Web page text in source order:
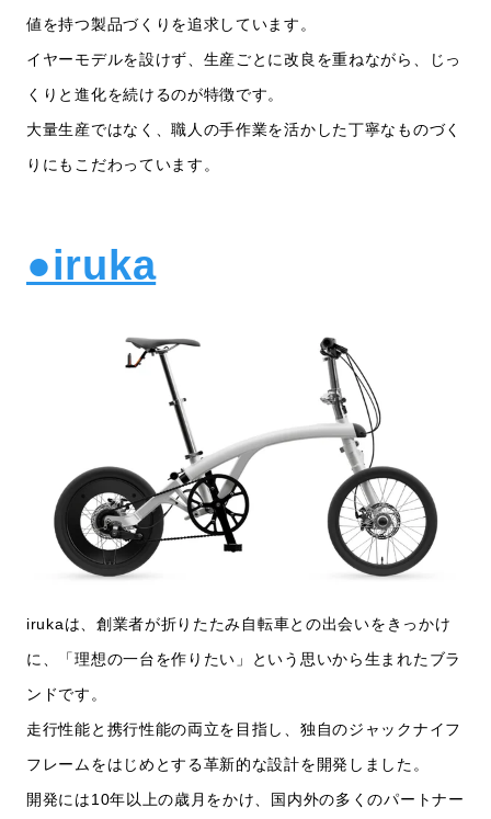
値を持つ製品づくりを追求しています。
イヤーモデルを設けず、生産ごとに改良を重ねながら、じっ
くりと進化を続けるのが特徴です。
大量生産ではなく、職人の手作業を活かした丁寧なものづく
りにもこだわっています。
●iruka
irukaは、創業者が折りたたみ自転車との出会いをきっかけ
に、「理想の一台を作りたい」という思いから生まれたブラ
ンドです。
走行性能と携行性能の両立を目指し、独自のジャックナイフ
フレームをはじめとする革新的な設計を開発しました。
開発には10年以上の歳月をかけ、国内外の多くのパートナー